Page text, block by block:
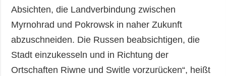
Absichten, die Landverbindung zwischen
Myrnohrad und Pokrowsk in naher Zukunft
abzuschneiden. Die Russen beabsichtigen, die
Stadt einzukesseln und in Richtung der
Ortschaften Riwne und Switle vorzurücken“, heißt